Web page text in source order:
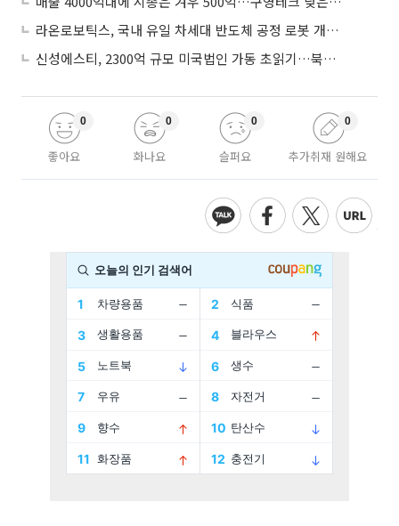
라온로보틱스, 국내 유일 차세대 반도체 공정 로봇 개발 ‘고객사 테스트 진행’
신성에스티, 2300억 규모 미국법인 가동 초읽기…북미 ESS 공략 본격화
좋아요
0
화나요
0
슬퍼요
0
추가취재 원해요
0